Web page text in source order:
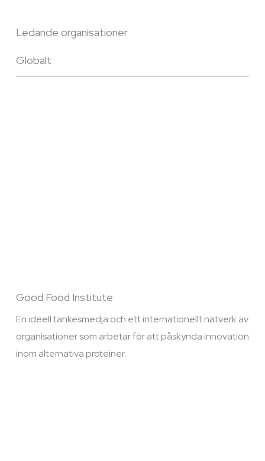
Ledande organisationer
Globalt
Good Food Institute
En ideell tankesmedja och ett internationellt nätverk av
organisationer som arbetar för att påskynda innovation
inom alternativa proteiner.